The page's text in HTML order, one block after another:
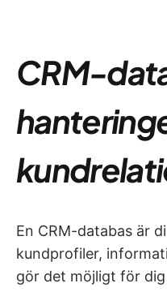
CRM-
En CRM-databas är
kundprofiler,
gör det möjligt för